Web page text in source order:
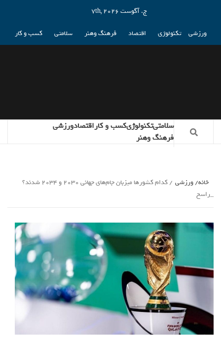
ج. آگوست 7th, 2026
ورزشی تکنولوژی اقتصاد فرهنگ وهنر سلامتی کسب و کار
سلامتیتکنولوژیکسب و کاراقتصادورزشی
فرهنگ وهنر
خانه ورزشی
کدام کشورها میزبان جام‌های جهانی ۲۰۳۰ و ۲۰۳۴ شدند؟
_راسخ